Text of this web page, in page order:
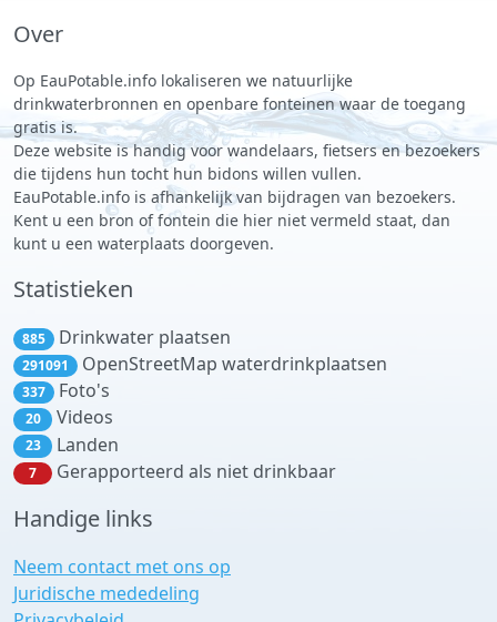
Over
Op EauPotable.info lokaliseren we natuurlijke
drinkwaterbronnen en openbare fonteinen waar de toegang
gratis is.
Deze website is handig voor wandelaars, fietsers en bezoekers
die tijdens hun tocht hun bidons willen vullen.
EauPotable.info is afhankelijk van bijdragen van bezoekers.
Kent u een bron of fontein die hier niet vermeld staat, dan
kunt u een waterplaats doorgeven.
Statistieken
885 Drinkwater plaatsen
291091 OpenStreetMap waterdrinkplaatsen
337 Foto's
20 Videos
23 Landen
7 Gerapporteerd als niet drinkbaar
Handige links
Neem contact met ons op
Juridische mededeling